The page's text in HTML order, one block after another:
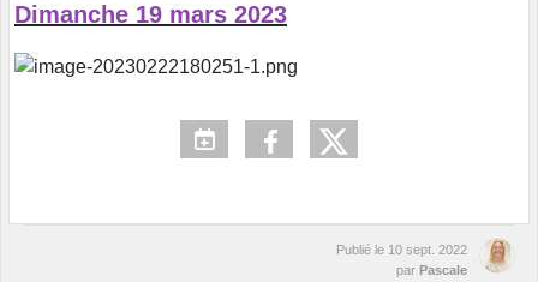
Dimanche 19 mars 2023
Publié le 10 sept. 2022
par Pascale